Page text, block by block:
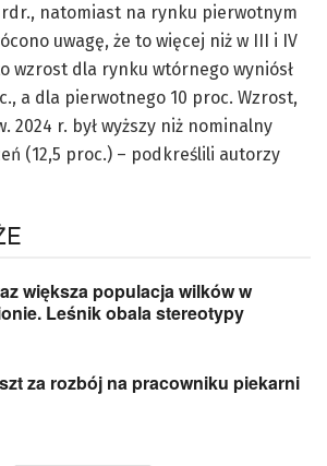
rdr., natomiast na rynku pierwotnym
uwagę, że to więcej niż w III i IV
wzrost dla rynku wtórnego wyniósł
a dla pierwotnego 10 proc. Wzrost,
2024 r. był wyższy niż nominalny
(12,5 proc.) – podkreślili autorzy
większa populacja wilków w
Leśnik obala stereotypy
za rozbój na pracowniku piekarni